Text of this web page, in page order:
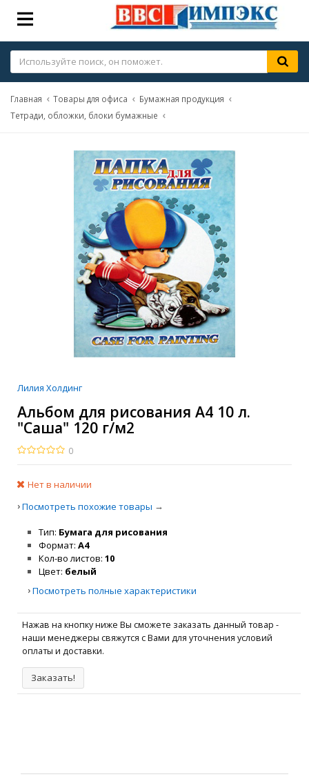
Главная Товары для офиса
Бумажная продукция
Тетради, обложки, блоки бумажные
Лилия Холдинг
Альбом для рисования А4 10 л.
"Саша" 120 г/м2
0
Нет в наличии
›Посмотреть похожие товары →
Тип Бумага для рисования
Формат A4
Кол-во листов 10
Цвет белый
›Посмотреть полные характеристики
Нажав на кнопку ниже Вы сможете заказать данный товар -
наши менеджеры свяжутся с Вами для уточнения условий
оплаты и доставки.
Заказать!